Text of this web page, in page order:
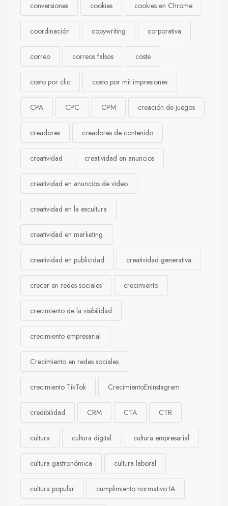
conversiones cookies cookies en Chrome
coordinación copywriting corporativa
correo correos falsos coste
costo por clic costo por mil impresiones
CPA CPC CPM creación de juegos
creadores creadores de contenido
creatividad creatividad en anuncios
creatividad en anuncios de video
creatividad en la escultura
creatividad en marketing
creatividad en publicidad creatividad generativa
crecer en redes sociales crecimiento
crecimiento de la visibilidad
crecimiento empresarial
Crecimiento en redes sociales
crecimiento TikTok CrecimientoEnInstagram
credibilidad CRM CTA CTR
cultura cultura digital cultura empresarial
cultura gastronómica cultura laboral
cultura popular cumplimiento normativo IA